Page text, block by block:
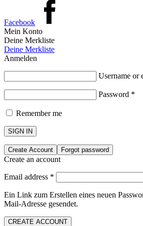
Facebook
Mein Konto
Deine Merkliste
Deine Merkliste
Anmelden
Username or
Password *
Remember me
SIGN IN
Create Account Forgot password
Create an account
Email address *
Ein Link zum Erstellen eines neuen
Mail-Adresse gesendet.
CREATE ACCOUNT